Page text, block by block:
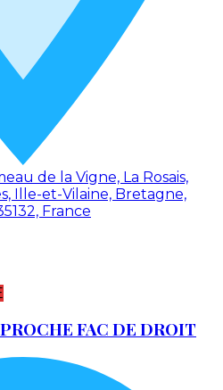
de la Vigne, La Rosais,
Ille-et-Vilaine, Bretagne,
France
FAC DE DROIT